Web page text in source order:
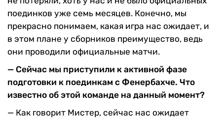
поединков уже семь месяцев. Конечно, мы
прекрасно понимаем, какая игра нас ожидает, и
в этом плане у сборников преимущество, ведь
они проводили официальные матчи.
— Сейчас мы приступили к активной фазе
подготовки к поединкам с Фенербахче. Что
известно об этой команде на данный момент?
— Как говорит Мистер, сейчас нас ожидает